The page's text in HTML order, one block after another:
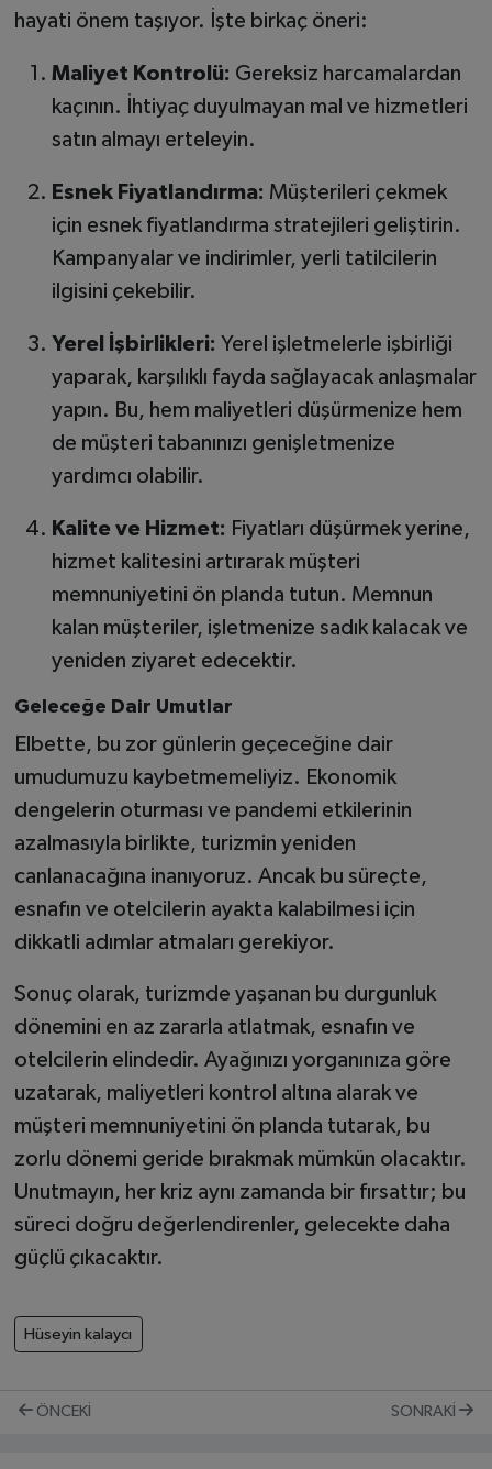
hayati önem taşıyor. İşte birkaç öneri:
Maliyet Kontrolü: Gereksiz harcamalardan
kaçının. İhtiyaç duyulmayan mal ve hizmetleri
satın almayı erteleyin.
Esnek Fiyatlandırma: Müşterileri çekmek
için esnek fiyatlandırma stratejileri geliştirin.
Kampanyalar ve indirimler, yerli tatilcilerin
ilgisini çekebilir.
Yerel İşbirlikleri: Yerel işletmelerle işbirliği
yaparak, karşılıklı fayda sağlayacak anlaşmalar
yapın. Bu, hem maliyetleri düşürmenize hem
de müşteri tabanınızı genişletmenize
yardımcı olabilir.
Kalite ve Hizmet: Fiyatları düşürmek yerine,
hizmet kalitesini artırarak müşteri
memnuniyetini ön planda tutun. Memnun
kalan müşteriler, işletmenize sadık kalacak ve
yeniden ziyaret edecektir.
Geleceğe Dair Umutlar
Elbette, bu zor günlerin geçeceğine dair
umudumuzu kaybetmemeliyiz. Ekonomik
dengelerin oturması ve pandemi etkilerinin
azalmasıyla birlikte, turizmin yeniden
canlanacağına inanıyoruz. Ancak bu süreçte,
esnafın ve otelcilerin ayakta kalabilmesi için
dikkatli adımlar atmaları gerekiyor.
Sonuç olarak, turizmde yaşanan bu durgunluk
dönemini en az zararla atlatmak, esnafın ve
otelcilerin elindedir. Ayağınızı yorganınıza göre
uzatarak, maliyetleri kontrol altına alarak ve
müşteri memnuniyetini ön planda tutarak, bu
zorlu dönemi geride bırakmak mümkün olacaktır.
Unutmayın, her kriz aynı zamanda bir fırsattır; bu
süreci doğru değerlendirenler, gelecekte daha
güçlü çıkacaktır.
Hüseyin kalaycı
ÖNCEKI SONRAKI